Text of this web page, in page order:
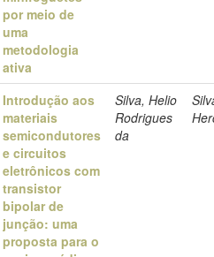
por meio de
uma
metodologia
ativa
Introdução aos
materiais
semicondutores
e circuitos
eletrônicos com
transistor
bipolar de
junção: uma
proposta para o
Silva, Helio
Rodrigues
da